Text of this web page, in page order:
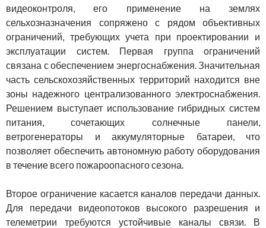
видеоконтроля, его применение на землях
сельхозназначения сопряжено с рядом объективных
ограничений, требующих учета при проектировании и
эксплуатации систем. Первая группа ограничений
связана с обеспечением энергоснабжения. Значительная
часть сельскохозяйственных территорий находится вне
зоны надежного централизованного электроснабжения.
Решением выступает использование гибридных систем
питания, сочетающих солнечные панели,
ветрогенераторы и аккумуляторные батареи, что
позволяет обеспечить автономную работу оборудования
в течение всего пожароопасного сезона.
Второе ограничение касается каналов передачи данных.
Для передачи видеопотоков высокого разрешения и
телеметрии требуются устойчивые каналы связи. В